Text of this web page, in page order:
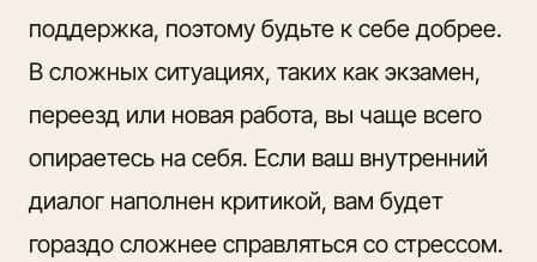
поддержка, поэтому будьте к себе добрее.
В сложных ситуациях, таких как экзамен,
переезд или новая работа, вы чаще всего
опираетесь на себя. Если ваш внутренний
диалог наполнен критикой, вам будет
гораздо сложнее справляться со стрессом.